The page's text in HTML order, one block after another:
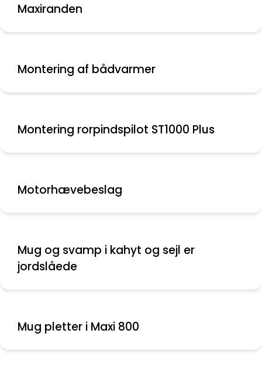
Maxiranden
Montering af bådvarmer
Montering rorpindspilot ST1000 Plus
Motorhævebeslag
Mug og svamp i kahyt og sejl er
jordslåede
Mug pletter i Maxi 800